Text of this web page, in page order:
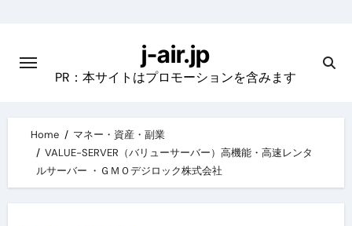
content
j-air.jp
PR：本サイトはプロモーションを含みます
Home
マネー・資産・副業
VALUE-SERVER（バリューサーバー）高機能・高速レンタ
ルサーバー ・ＧＭＯデジロック株式会社